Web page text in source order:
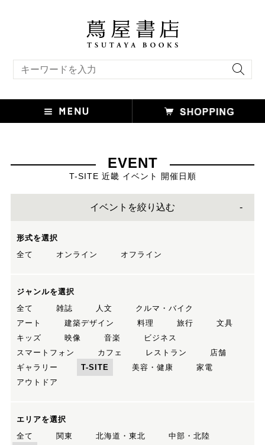
EVENT
T-SITE 近畿 イベント 開催日順
イベントを絞り込む
形式を選択
全て
オンライン オフライン
ジャンルを選択
全て
雑誌 人文
クルマ・バイク
アート
建築デザイン 料理 旅行
文具
キッズ
映像 音楽
ビジネス
スマートフォン
カフェ レストラン
店舗
ギャラリー
T-SITE 美容・健康
家電
アウトドア
エリアを選択
全て
関東 北海道・東北
中部・北陸